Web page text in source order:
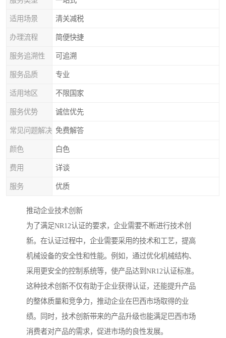
适用场景 清关减税
办理流程 简便快捷
服务追溯性 可追溯
服务品质 专业
适用地区 不限国家
服务优势 诚信优先
常见问题解决 免费解答
颜色 白色
费用 详谈
服务 优质
推动企业技术创新
为了满足NR12认证的要求，企业需要不断进行技术创
新。在认证过程中，企业需要采用的技术和工艺，提高
机械设备的安全性和性能。例如，通过优化机械结构、
采用更安全的控制系统等，使产品达到NR12认证标准。
这种技术创新不仅有助于企业获得认证，还能提升产品
的整体质量和竞争力，推动企业在巴西市场取得的业
绩。同时，技术创新带来的产品升级也能满足巴西市场
消费者对产品的需求，促进市场的良性发展。